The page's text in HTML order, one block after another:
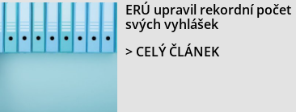
ERÚ upravil rekordní počet
svých vyhlášek
> CELÝ ČLÁNEK